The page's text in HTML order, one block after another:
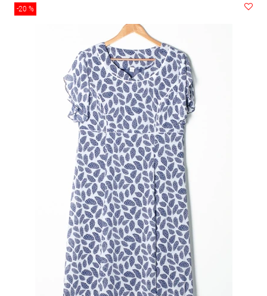
-20 %